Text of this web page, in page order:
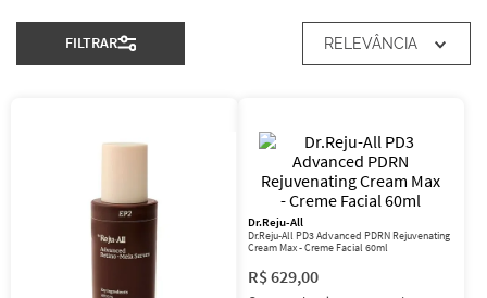
FILTRAR RELEVÂNCIA
Dr.Reju-All
Dr.Reju-All PD3 Advanced PDRN Rejuvenating
Cream Max - Creme Facial 60ml
R$629,00